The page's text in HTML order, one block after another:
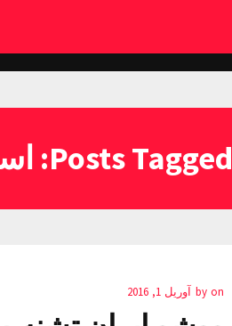
Posts Tagged: است/استخدام
by on آوریل 1, 2016